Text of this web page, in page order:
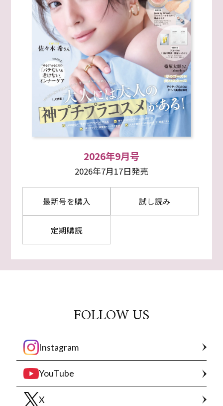
2026年9月号
2026年7月17日発売
最新号を購入 試し読み
定期購読
FOLLOW US
Instagram
YouTube
X